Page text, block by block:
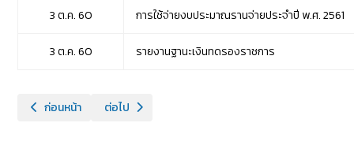
3 ต.ค. 60 การใช้จ่ายงบประมาณรานจ่ายประจำปี พ.ศ. 2561
3 ต.ค. 60 รายงานฐานะเงินทดรองราชการ
เนื้อหาก่อนหน้า: หนังสือเวียนปี 2562
ก่อนหน้า เนื้อหาถัดไป: หนังสือเวียนปี 2560
ต่อไป